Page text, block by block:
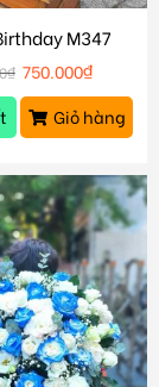
M347
₫ 750.000₫
Giỏ hàng